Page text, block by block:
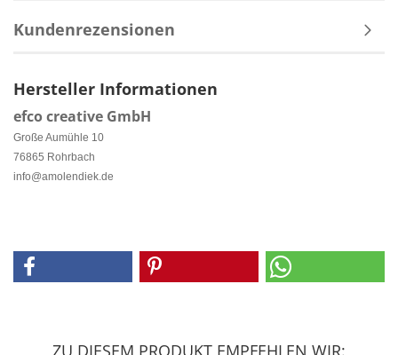
Kundenrezensionen
Hersteller Informationen
efco creative GmbH
Große Aumühle 10
76865 Rohrbach
info@amolendiek.de
ZU DIESEM PRODUKT EMPFEHLEN WIR: